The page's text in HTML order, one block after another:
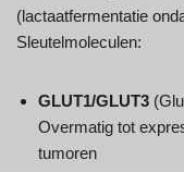
(lactaatfermentatie
Sleutelmoleculen:
GLUT1/GLUT3
Overmatig tot
tumoren